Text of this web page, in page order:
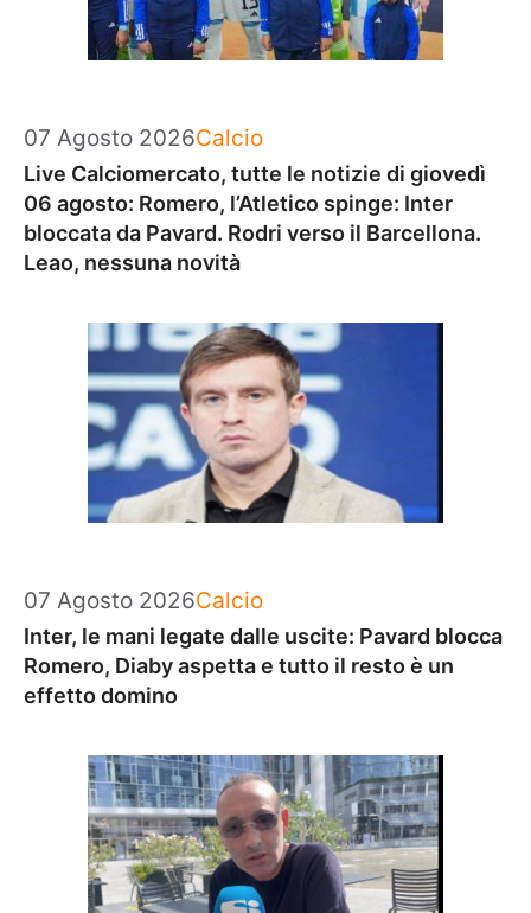
07 Agosto 2026Categorie
Calcio
Live Calciomercato, tutte le notizie di giovedì
06 agosto: Romero, l’Atletico spinge: Inter
bloccata da Pavard. Rodri verso il Barcellona.
Leao, nessuna novità
07 Agosto 2026Categorie
Calcio
Inter, le mani legate dalle uscite: Pavard blocca
Romero, Diaby aspetta e tutto il resto è un
effetto domino